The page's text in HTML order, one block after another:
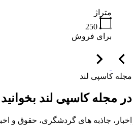
متراژ
250
برای فروش
مجله کاسپی لند
در مجله کاسپی لند بخوانید
اخبار، جاذبه های گردشگری، حقوق و